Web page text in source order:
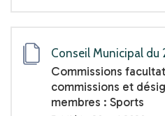
Conseil Municipal
Commissions
commissions et
membres : Sports